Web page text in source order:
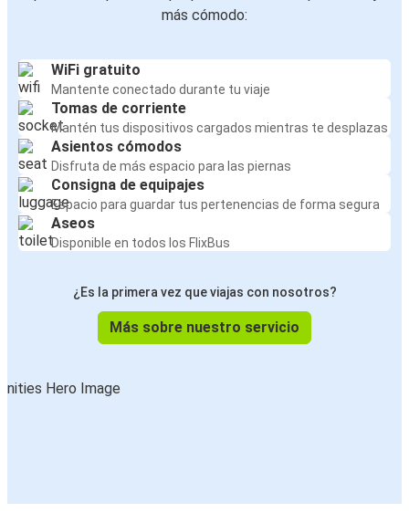
más cómodo:
WiFi gratuito
Mantente conectado durante tu viaje
Tomas de corriente
Mantén tus dispositivos cargados mientras te desplazas
Asientos cómodos
Disfruta de más espacio para las piernas
Consigna de equipajes
Espacio para guardar tus pertenencias de forma segura
Aseos
Disponible en todos los FlixBus
¿Es la primera vez que viajas con nosotros?
Más sobre nuestro servicio